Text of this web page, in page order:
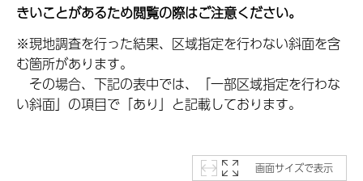
きいことがあるため閲覧の際はご注意ください。
※現地調査を行った結果、区域指定を行わない斜面を含
む箇所があります。
その場合、下記の表中では、「一部区域指定を行わな
い斜面」の項目で「あり」と記載しております。
画面サイズで表示